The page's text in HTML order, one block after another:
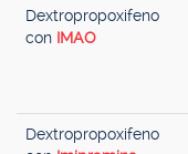
Dextropropoxifeno
con IMAO
Dextropropoxifeno